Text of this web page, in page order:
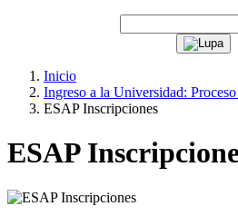
Inicio
Ingreso a la Universidad:
ESAP Inscripciones
ESAP